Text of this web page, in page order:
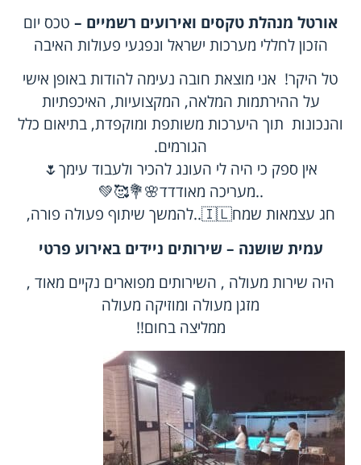
אורטל מנהלת טקסים ואירועים רשמיים – טכס יום
הזכון לחללי מערכות ישראל ונפגעי פעולות האיבה
טל היקר! אני מוצאת חובה נעימה להודות באופן אישי
על ההירתמות המלאה, המקצועיות, האיכפתיות
והנכונות תוך היערכות משותפת ומוקפדת, בתיאום כלל
הגורמים.
אין ספק כי היה לי העונג להכיר ולעבוד עימך🌷
..מעריכה מאודדד🌸💐🥰💚
חג עצמאות שמח🇮🇱..להמשך שיתוף פעולה פורה,
עמית שושנה – שירותים ניידים באירוע פרטי
היה שירות מעולה , השירותים מפוארים נקיים מאוד ,
מזגן מעולה ומוזיקה מעולה
ממליצה בחום!!